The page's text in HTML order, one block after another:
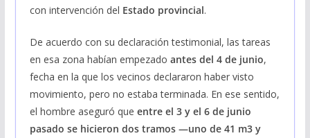
con intervención del Estado provincial.
De acuerdo con su declaración testimonial, las tareas
en esa zona habían empezado antes del 4 de junio,
fecha en la que los vecinos declararon haber visto
movimiento, pero no estaba terminada. En ese sentido,
el hombre aseguró que entre el 3 y el 6 de junio
pasado se hicieron dos tramos —uno de 41 m3 y